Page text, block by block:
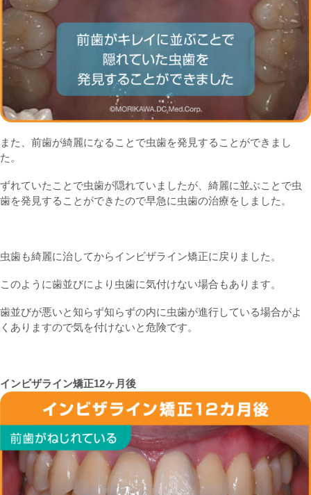
また、前歯が綺麗になることで虫歯を発見することができまし
た。
ずれていたことで虫歯が隠れていましたが、綺麗に並ぶことで虫
歯を発見することができたので早急に虫歯の治療をしました。
虫歯も綺麗に治してからインビザライン矯正に戻りました。
このように歯並びにより虫歯に気付けない場合もあります。
歯並びが悪いと知らず知らずの内に虫歯が進行している場合がよ
くありますので気を付けないと危険です。
インビザライン矯正12ヶ月後